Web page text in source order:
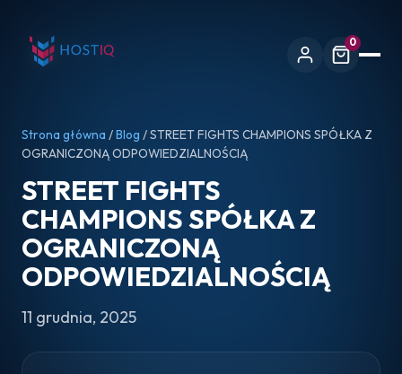
0
Strona główna /Blog / STREET FIGHTS CHAMPIONS SPÓŁKA Z
OGRANICZONĄ ODPOWIEDZIALNOŚCIĄ
STREET FIGHTS
CHAMPIONS SPÓŁKA Z
OGRANICZONĄ
ODPOWIEDZIALNOŚCIĄ
11 grudnia, 2025